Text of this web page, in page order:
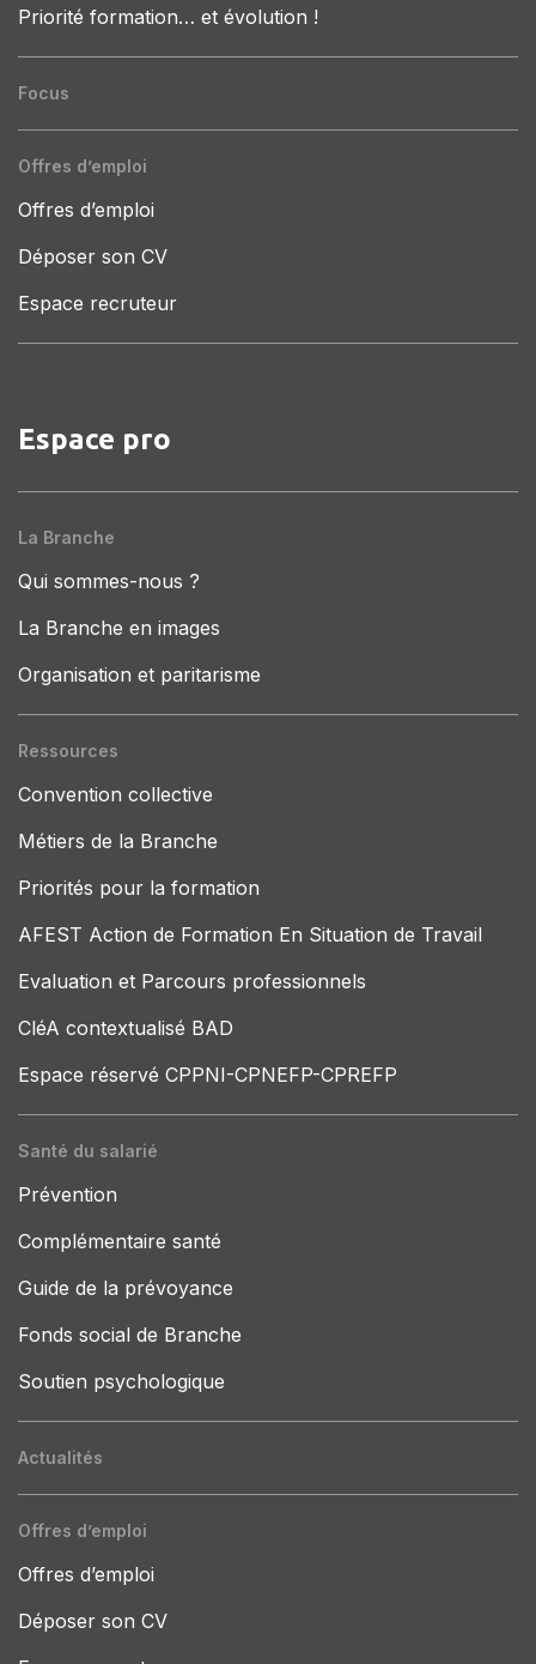
Priorité formation… et évolution !
Focus
Offres d’emploi
Offres d’emploi
Déposer son CV
Espace recruteur
Espace pro
La Branche
Qui sommes-nous ?
La Branche en images
Organisation et paritarisme
Ressources
Convention collective
Métiers de la Branche
Priorités pour la formation
AFEST Action de Formation En Situation de Travail
Evaluation et Parcours professionnels
CléA contextualisé BAD
Espace réservé CPPNI-CPNEFP-CPREFP
Santé du salarié
Prévention
Complémentaire santé
Guide de la prévoyance
Fonds social de Branche
Soutien psychologique
Actualités
Offres d’emploi
Offres d’emploi
Déposer son CV